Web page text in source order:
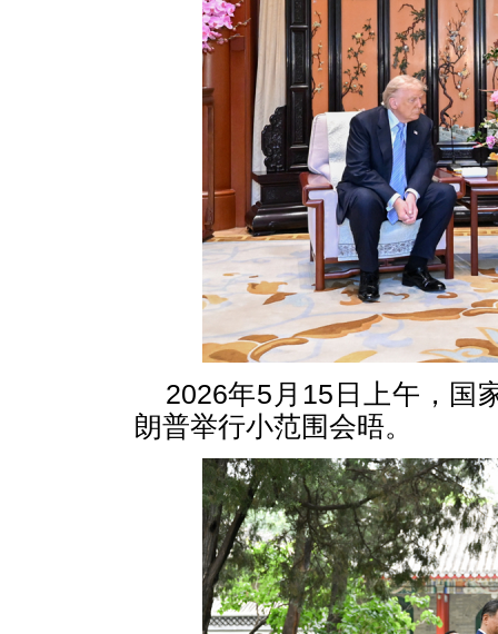
2026年5月15日上午，国
朗普举行小范围会晤。